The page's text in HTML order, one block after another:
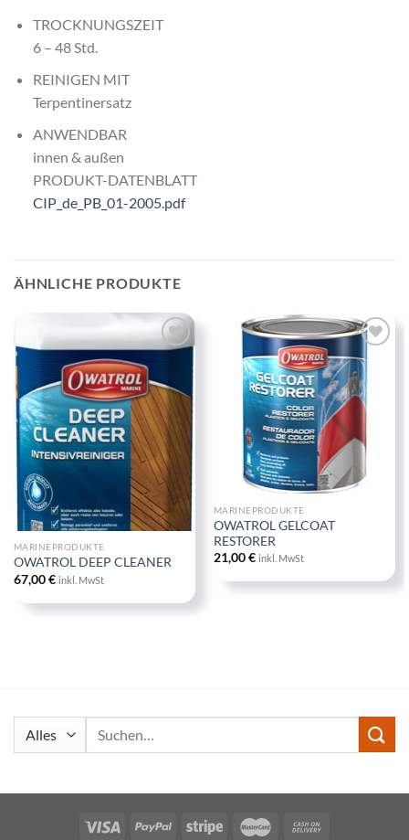
TROCKNUNGSZEIT
6 – 48 Std.
REINIGEN MIT
Terpentinersatz
ANWENDBAR
innen & außen
PRODUKT-DATENBLATT
CIP_de_PB_01-2005.pdf
ÄHNLICHE PRODUKTE
Wunschliste
hinzufügen
MARINEPRODUKTE
OWATROL DEEP CLEANER
67,00€ inkl. MwSt
Wunschliste
hinzufügen
MARINEPRODUKTE
OWATROL GELCOAT
RESTORER
21,00€ inkl. MwSt